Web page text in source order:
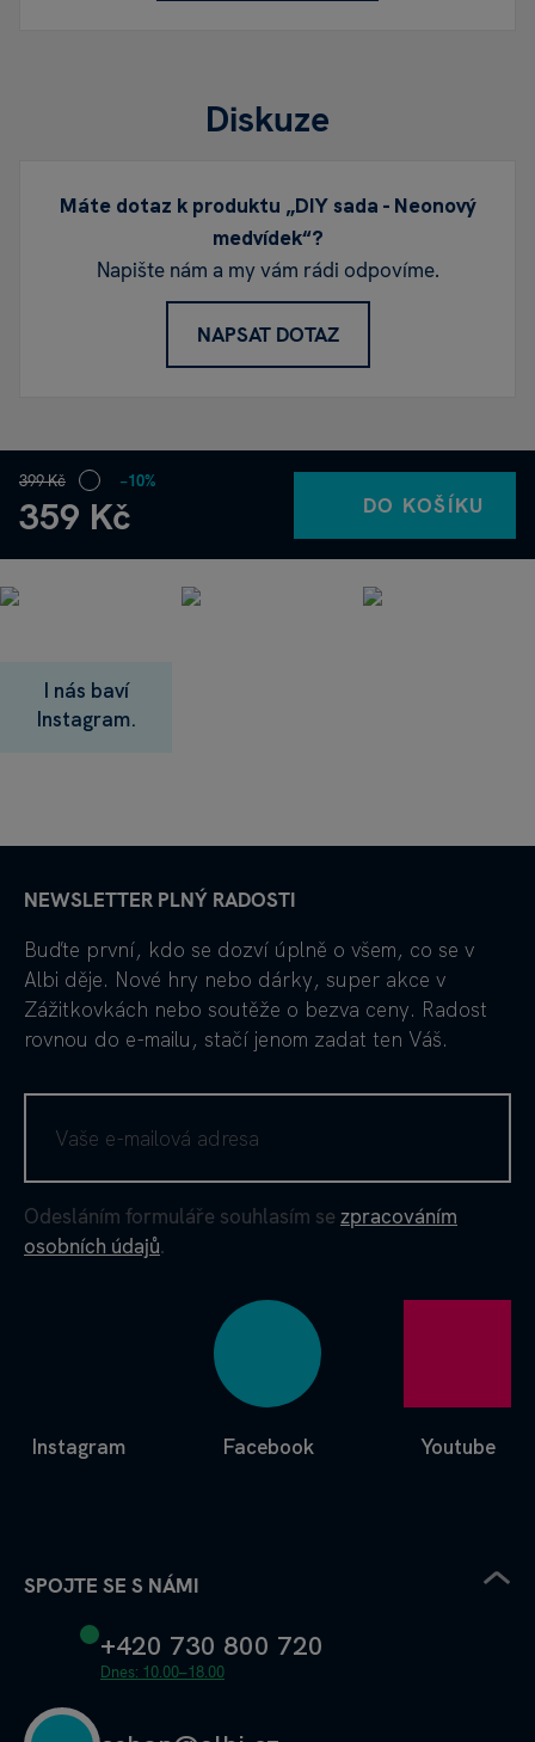
Diskuze
Máte dotaz k produktu „DIY sada - Neonový
medvídek“?
Napište nám a my vám rádi odpovíme.
NAPSAT DOTAZ
399 Kč
359 Kč
−10%
DO KOŠÍKU
I nás baví
Instagram.
NEWSLETTER PLNÝ RADOSTI
Buďte první, kdo se dozví úplně o všem, co se v
Albi děje. Nové hry nebo dárky, super akce v
Zážitkovkách nebo soutěže o bezva ceny. Radost
rovnou do e-mailu, stačí jenom zadat ten Váš.
Odesláním formuláře souhlasím se zpracováním
osobních údajů.
Facebook
Instagram Youtube
SPOJTE SE S NÁMI
+420 730 800 720
Dnes: 10.00–18.00